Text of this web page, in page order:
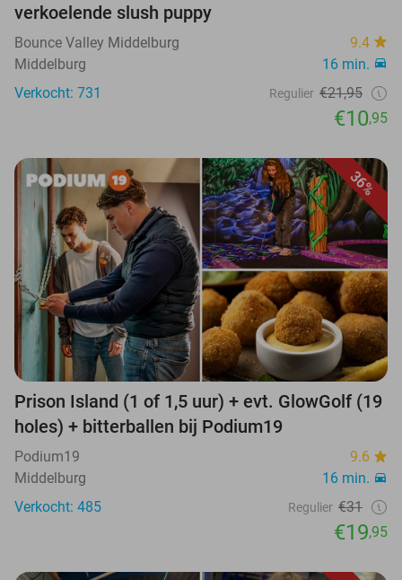
verkoelende slush puppy
Bounce Valley Middelburg
9.4
Middelburg
16 min.
Verkocht: 731
Regulier €21,95
€10,95
36%
Prison Island (1 of 1,5 uur) + evt. GlowGolf (19
holes) + bitterballen bij Podium19
Podium19
9.6
Middelburg
16 min.
Verkocht: 485
Regulier €31
€19,95